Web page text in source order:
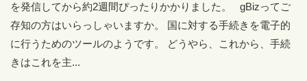
を発信してから約2週間ぴったりかかりました。 gBizってご
存知の方はいらっしゃいますか。 国に対する手続きを電子的
に行うためのツールのようです。 どうやら、これから、手続
きはこれを主...